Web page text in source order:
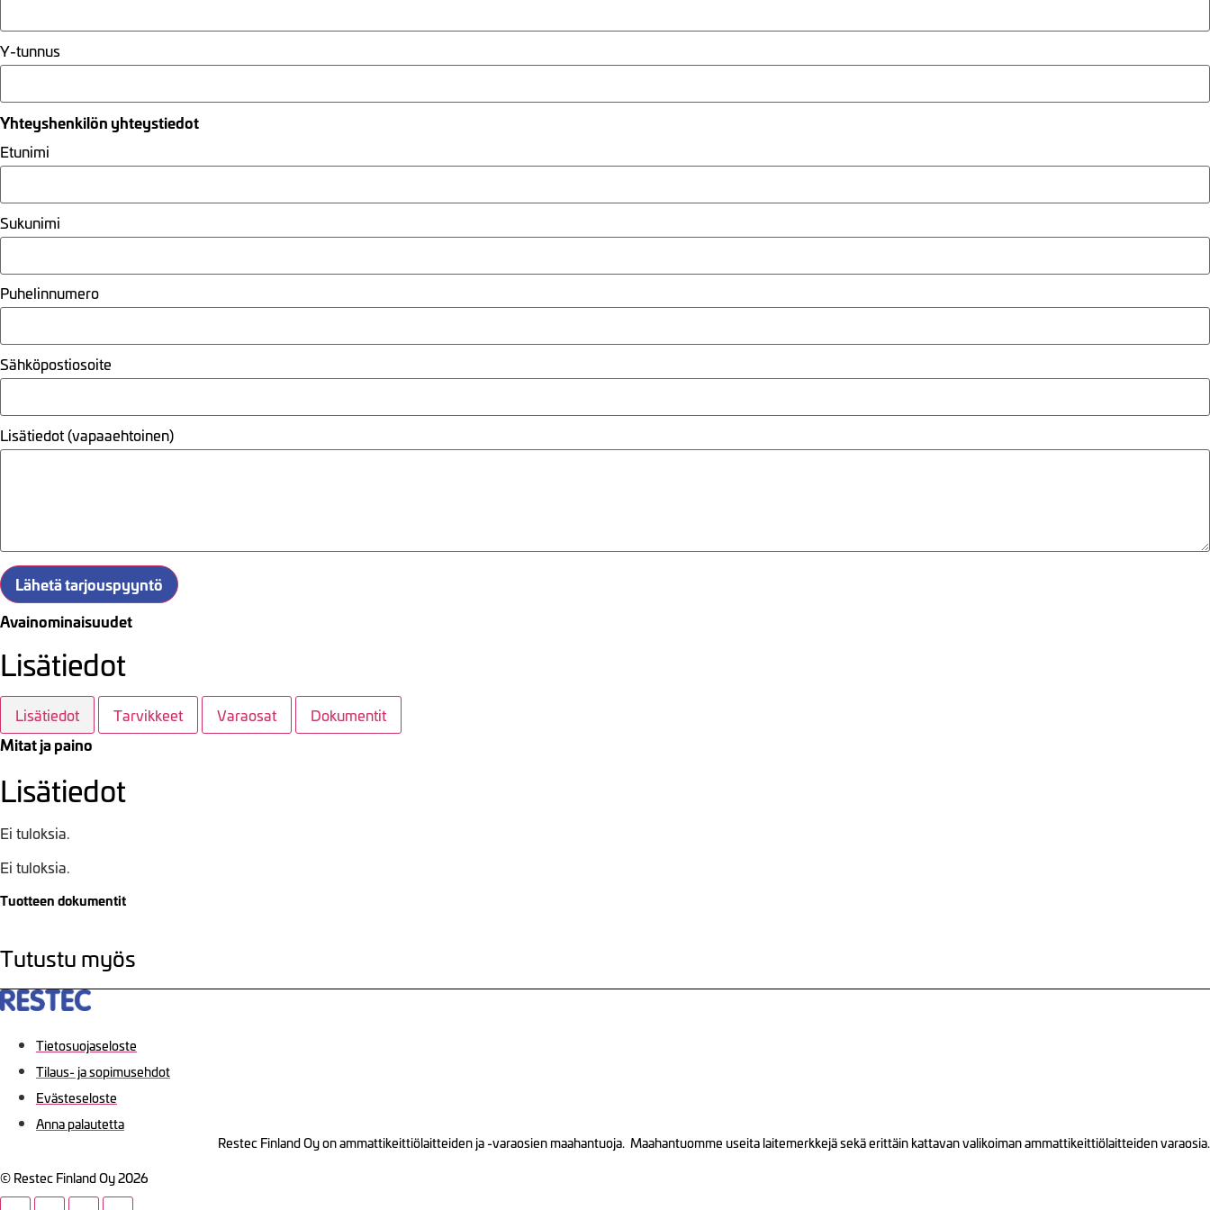
Y-tunnus
Yhteyshenkilön yhteystiedot
Etunimi
Sukunimi
Puhelinnumero
Sähköpostiosoite
Lisätiedot (vapaaehtoinen)
Lähetä tarjouspyyntö
Avainominaisuudet
Lisätiedot
Lisätiedot Tarvikkeet Varaosat Dokumentit
Mitat ja paino
Lisätiedot
Ei tuloksia.
Ei tuloksia.
Tuotteen dokumentit
Tutustu myös
Tietosuojaseloste
Tilaus- ja sopimusehdot
Evästeseloste
Anna palautetta
Restec Finland Oy on ammattikeittiölaitteiden ja -varaosien maahantuoja. Maahantuomme useita laitemerkkejä sekä erittäin kattavan valikoiman ammattikeittiölaitteiden varaosia.
© Restec Finland Oy 2026